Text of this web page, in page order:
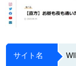
サイト名